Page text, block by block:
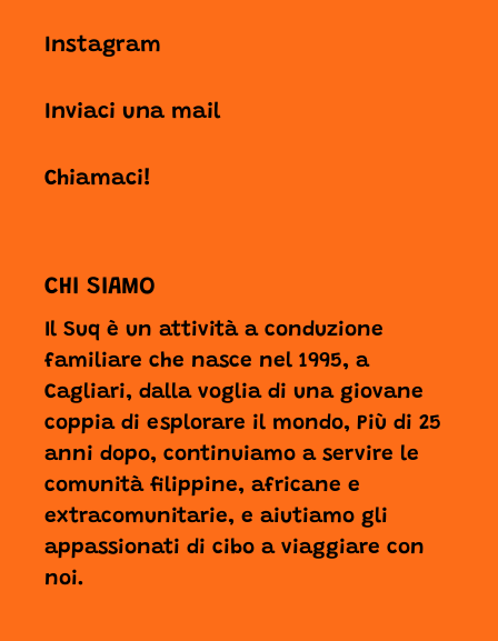
Instagram
Inviaci una mail
Chiamaci!
CHI SIAMO
Il Suq è un attività a conduzione
familiare che nasce nel 1995, a
Cagliari, dalla voglia di una giovane
coppia di esplorare il mondo, Più di 25
anni dopo, continuiamo a servire le
comunità filippine, africane e
extracomunitarie, e aiutiamo gli
appassionati di cibo a viaggiare con
noi.